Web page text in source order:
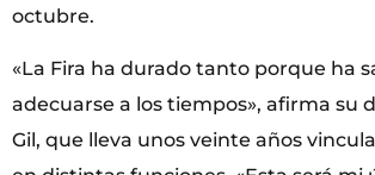
octubre.
«La Fira ha durado tanto porque ha
adecuarse a los tiempos», afirma su
Gil, que lleva unos veinte años